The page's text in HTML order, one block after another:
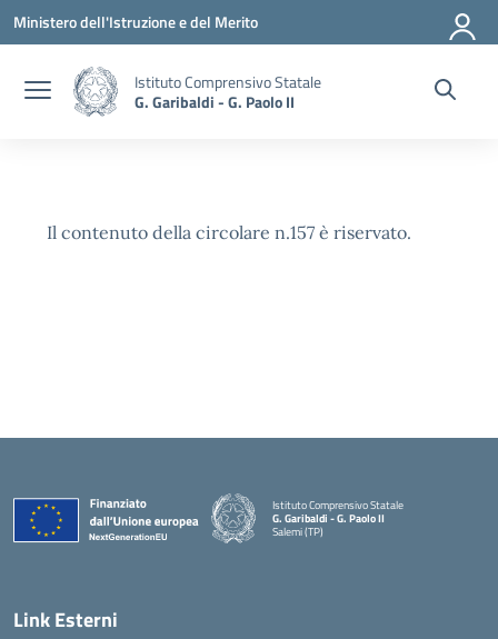
Vai ai contenuti
Vai al menu di navigazione
Vai al footer
Ministero dell'Istruzione e del Merito
Istituto Comprensivo Statale
G. Garibaldi - G. Paolo II
Il contenuto della circolare n.157 è riservato.
Istituto Comprensivo Statale
G. Garibaldi - G. Paolo II
Salemi (TP)
Link Esterni